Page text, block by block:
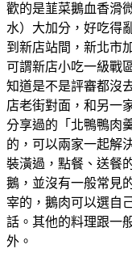
歡的是韮菜鵝血香滑
水）大加分，好吃得
到新店站間，新北市
可謂新店小吃一級戰
知道是不是評審都沒
店老街對面，和另一
分享過的「北鴨鴨肉
的，可以兩家一起解
裝潢過，點餐、送餐
鵝，並沒有一般常見
宰的，鵝肉可以選自
話。其他的料理跟一
外。